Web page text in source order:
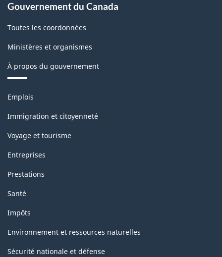
Gouvernement du Canada
Toutes les coordonnées
Ministères et organismes
À propos du gouvernement
Thèmes
sujets
Emplois
Immigration et citoyenneté
Voyage et tourisme
Entreprises
Prestations
Santé
Impôts
Environnement et ressources naturelles
Sécurité nationale et défense